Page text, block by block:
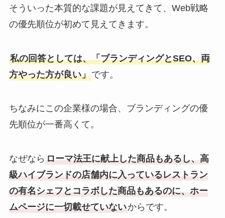
そういった本質的な課題が見えてきて、Web戦略
の優先順位が初めて見えてきます。
私の回答としては、「ブランディングとSEO、両
方やった方が良い」です。
ちなみにこの企業様の場合、ブランディングの優
先順位が一番高くて。
なぜなら ローマ法王に献上した商品もあるし、高
級ハイブランドの店舗内に入っているレストラン
の有名シェフとコラボした商品もあるのに、ホー
ムページに一切載せていないからです。